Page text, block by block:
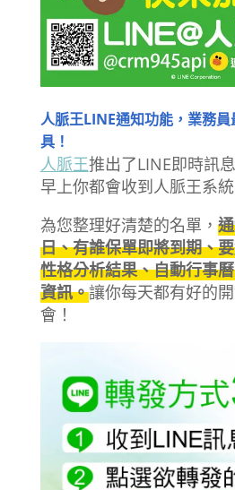
人脈王LINE通知功能，業務
具！
人脈王推出了LINE即時訊
早上你都會收到人脈王系
為您整理好清楚的名單，
日、有誰保單即將到期、
性格分析結果、自動行事
資訊。讓你每天都有好的
會！